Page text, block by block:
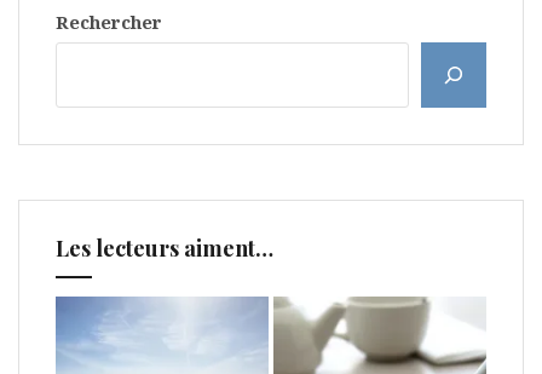
Rechercher
Les lecteurs aiment…